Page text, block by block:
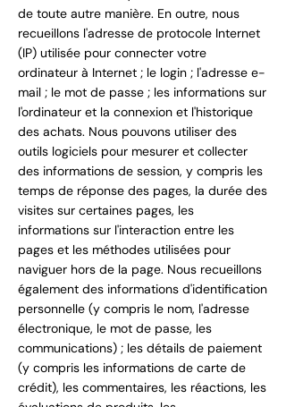
de toute autre manière. En outre, nous
recueillons l'adresse de protocole Internet
(IP) utilisée pour connecter votre
ordinateur à Internet ; le login ; l'adresse e-
mail ; le mot de passe ; les informations sur
l'ordinateur et la connexion et l'historique
des achats. Nous pouvons utiliser des
outils logiciels pour mesurer et collecter
des informations de session, y compris les
temps de réponse des pages, la durée des
visites sur certaines pages, les
informations sur l'interaction entre les
pages et les méthodes utilisées pour
naviguer hors de la page. Nous recueillons
également des informations d'identification
personnelle (y compris le nom, l'adresse
électronique, le mot de passe, les
communications) ; les détails de paiement
(y compris les informations de carte de
crédit), les commentaires, les réactions, les